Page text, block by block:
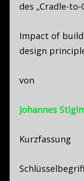
des „Cradle-
Impact of
design
von
Johannes
Kurzfassung